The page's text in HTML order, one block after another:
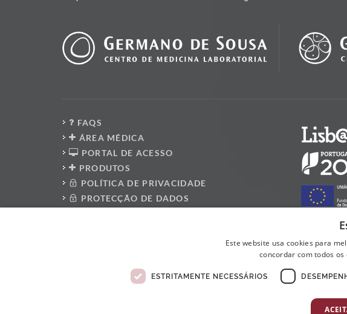
FAQS
ÁREA MÉDICA
PORTAL DE ACESSO
PRODUTOS
POLÍTICA DE PRIVACIDADE
PROTECÇÃO DE DADOS
LIVRO DE RECLAMAÇÕES ELETRÓNICO
Este website usa cookies para
concordar com todos os
ESTRITAMENTE NECESSÁRIOS